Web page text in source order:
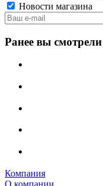
Новости магазина
Ранее вы смотрели
Компания
О компании